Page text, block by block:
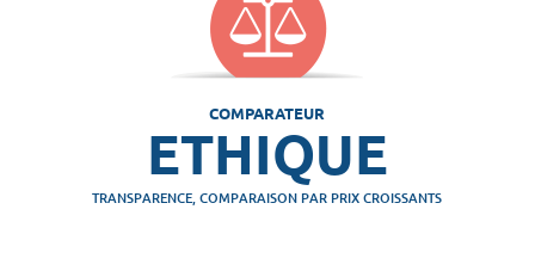
COMPARATEUR
ETHIQUE
TRANSPARENCE, COMPARAISON PAR PRIX CROISSANTS